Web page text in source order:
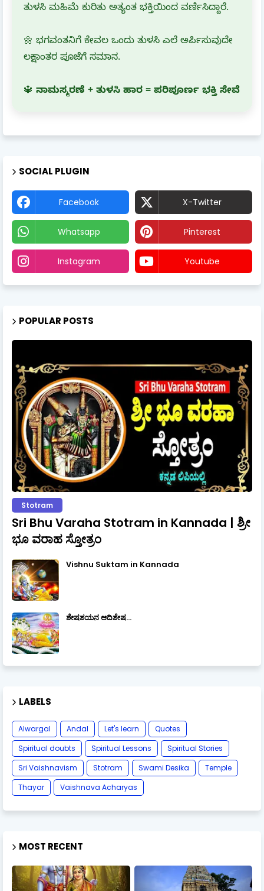
ತುಳಸಿ ಮಹಿಮೆ ಕುರಿತು ಅತ್ಯಂತ ಭಕ್ತಿಯಿಂದ ವರ್ಣಿಸಿದ್ದಾರೆ.
🌼 ಭಗವಂತನಿಗೆ ಕೇವಲ ಒಂದು ತುಳಸಿ ಎಲೆ ಅರ್ಪಿಸುವುದೇ
ಲಕ್ಷಾಂತರ ಪೂಜೆಗೆ ಸಮಾನ.
🔱 ನಾಮಸ್ಮರಣೆ + ತುಳಸಿ ಹಾರ = ಪರಿಪೂರ್ಣ ಭಕ್ತಿ ಸೇವೆ
SOCIAL PLUGIN
Facebook X-Twitter
Whatsapp Pinterest
Instagram Youtube
POPULAR POSTS
Stotram
Sri Bhu Varaha Stotram in Kannada | ಶ್ರೀ
ಭೂ ವರಾಹ ಸ್ತೋತ್ರಂ
Vishnu Suktam in Kannada
ಶೇಷಶಯನ ಆದಿಶೇಷ...
LABELS
Alwargal Andal Let's learn
Quotes
Spiritual doubts
Spiritual Lessons
Spiritual Stories
Sri Vaishnavism
Stotram Swami Desika
Temple
Thayar
Vaishnava Acharyas
MOST RECENT